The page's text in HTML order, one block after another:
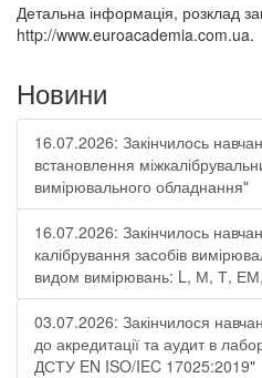
Детальна інформація, розклад
http://www.euroacademia.com.ua.
Новини
16.07.2026: Закінчилось
встановлення
вимірювального обладнання"
16.07.2026: Закінчилось
калібрування засобів
видом вимірювань: L, М, Т,
03.07.2026: Закінчилося
до акредитації та аудит в
ДСТУ EN ISO/IEC 17025:2019"